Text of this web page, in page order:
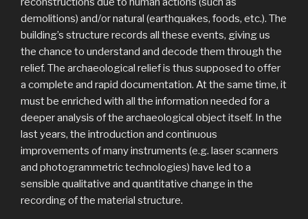
demolitions) and/or natural (earthquakes, foods, etc.). The
building’s structure records all these events, giving us
the chance to understand and decode them through the
relief. The archaeological relief is thus supposed to offer
a complete and rapid documentation. At the same time, it
must be enriched with all the information needed for a
deeper analysis of the archaeological object itself. In the
last years, the introduction and continuous
improvements of many instruments (e.g. laser scanners
and photogrammetric technologies) have led to a
sensible qualitative and quantitative change in the
recording of the material structure.